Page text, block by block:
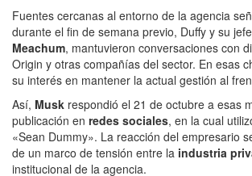
Fuentes cercanas al entorno de la agencia
durante el fin de semana previo, Duffy y su
Meachum, mantuvieron conversaciones con
Origin y otras compañías del sector. En esas
su interés en mantener la actual gestión al
Así, Musk respondió el 21 de octubre a esas
publicación en redes sociales, en la cual
«Sean Dummy». La reacción del empresario
de un marco de tensión entre la industria
institucional de la agencia.